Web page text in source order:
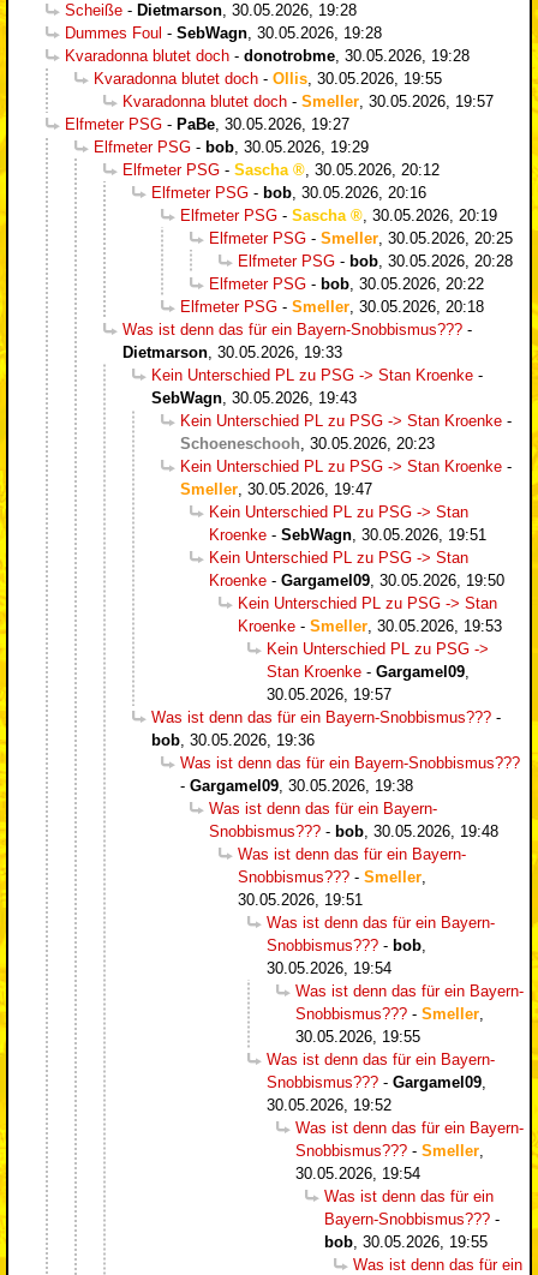
Scheiße - Dietmarson 30.05.2026, 19:28
Dummes Foul - SebWagn 30.05.2026, 19:28
Kvaradonna blutet doch - donotrobme 30.05.2026, 19:28
Kvaradonna blutet doch - Ollis 30.05.2026, 19:55
Kvaradonna blutet doch - Smeller 30.05.2026, 19:57
Elfmeter PSG - PaBe 30.05.2026, 19:27
Elfmeter PSG - bob 30.05.2026, 19:29
Elfmeter PSG - Sascha
30.05.2026, 20:12
Elfmeter PSG - bob 30.05.2026, 20:16
Elfmeter PSG - Sascha
30.05.2026, 20:19
Elfmeter PSG - Smeller 30.05.2026, 20:25
Elfmeter PSG - bob 30.05.2026, 20:28
Elfmeter PSG - bob 30.05.2026, 20:22
Elfmeter PSG - Smeller 30.05.2026, 20:18
Was ist denn das für ein Bayern-Snobbismus??? -
Dietmarson 30.05.2026, 19:33
Kein Unterschied PL zu PSG -> Stan Kroenke -
SebWagn 30.05.2026, 19:43
Kein Unterschied PL zu PSG -> Stan Kroenke -
Schoeneschooh 30.05.2026, 20:23
Kein Unterschied PL zu PSG -> Stan Kroenke -
Smeller 30.05.2026, 19:47
Kein Unterschied PL zu PSG -> Stan
Kroenke - SebWagn 30.05.2026, 19:51
Kein Unterschied PL zu PSG -> Stan
Kroenke - Gargamel09 30.05.2026, 19:50
Kein Unterschied PL zu PSG -> Stan
Kroenke - Smeller 30.05.2026, 19:53
Kein Unterschied PL zu PSG ->
Stan Kroenke - Gargamel09
30.05.2026, 19:57
Was ist denn das für ein Bayern-Snobbismus??? -
bob 30.05.2026, 19:36
Was ist denn das für ein Bayern-Snobbismus???
- Gargamel09 30.05.2026, 19:38
Was ist denn das für ein Bayern-
Snobbismus??? - bob 30.05.2026, 19:48
Was ist denn das für ein Bayern-
Snobbismus??? - Smeller
30.05.2026, 19:51
Was ist denn das für ein Bayern-
Snobbismus??? - bob
30.05.2026, 19:54
Was ist denn das für ein Bayern-
Snobbismus??? - Smeller
30.05.2026, 19:55
Was ist denn das für ein Bayern-
Snobbismus??? - Gargamel09
30.05.2026, 19:52
Was ist denn das für ein Bayern-
Snobbismus??? - Smeller
30.05.2026, 19:54
Was ist denn das für ein
Bayern-Snobbismus??? -
bob 30.05.2026, 19:55
Was ist denn das für ein